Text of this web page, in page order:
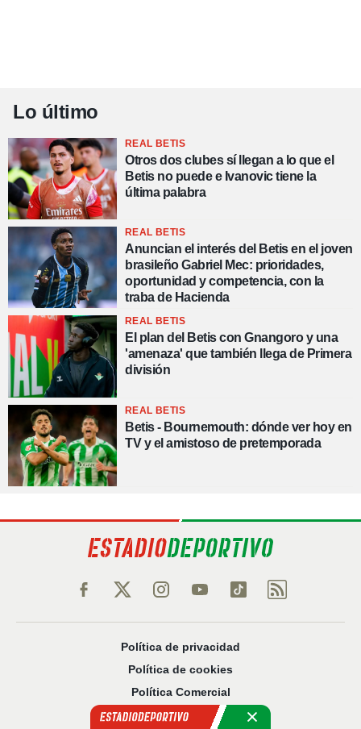
Lo último
REAL BETIS
Otros dos clubes sí llegan a lo que el
Betis no puede e Ivanovic tiene la
última palabra
REAL BETIS
Anuncian el interés del Betis en el joven
brasileño Gabriel Mec: prioridades,
oportunidad y competencia, con la
traba de Hacienda
REAL BETIS
El plan del Betis con Gnangoro y una
'amenaza' que también llega de Primera
división
REAL BETIS
Betis - Bournemouth: dónde ver hoy en
TV y el amistoso de pretemporada
Política de privacidad
Política de cookies
Política Comercial
Aviso legal